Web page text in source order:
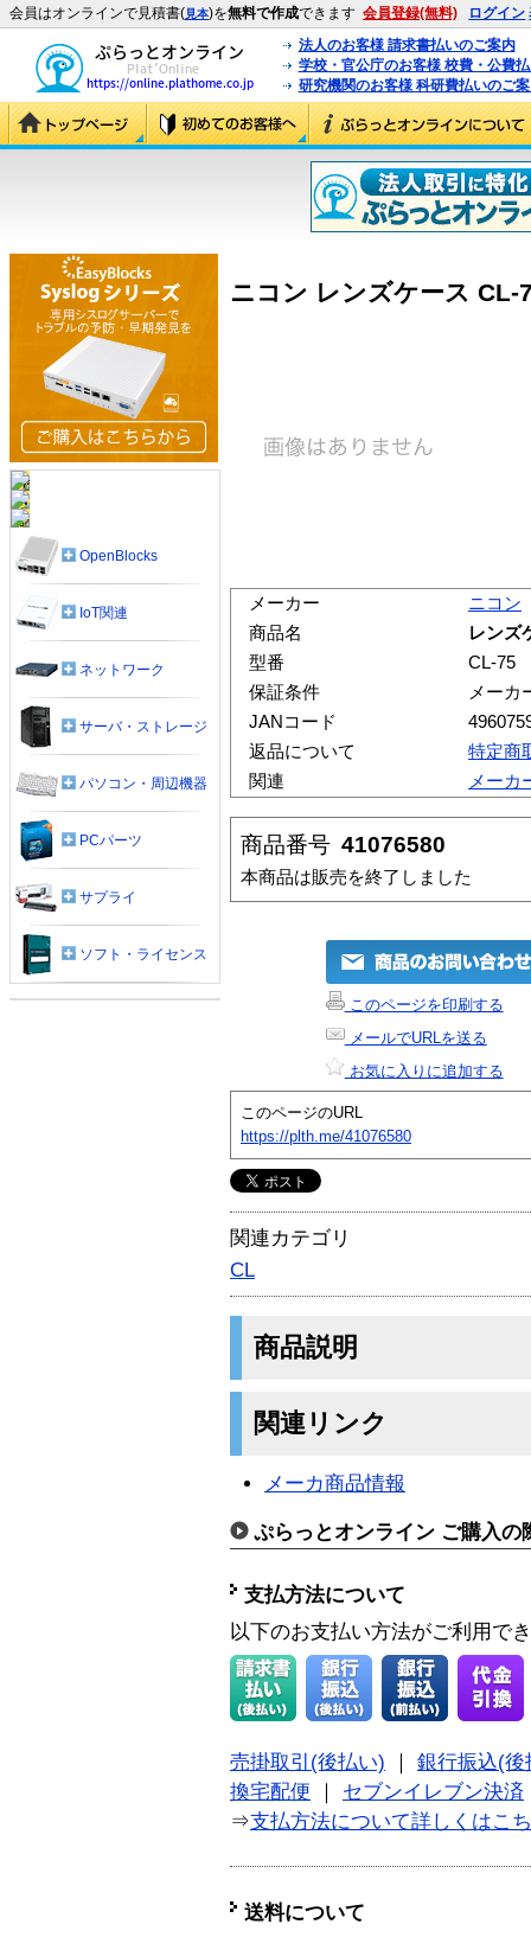
会員はオンラインで見積書(見本)を無料で作成できます 会員登録(無料) ログイン
法人のお客様 請求書払いのご案内
学校・官公庁のお客様 校費・公費
研究機関のお客様 科研費払いのご
ニコン レンズケース CL-
メーカー
ニコン
商品名
レンズ
型番
CL-75
保証条件
メーカ
JANコード
返品について
特定商
関連
メーカ
商品番号 41076580
本商品は販売を終了しました
このページを印刷する
メールでURLを送る
お気に入りに追加する
このページのURL
https://plth.me/41076580
関連カテゴリ
CL
商品説明
関連リンク
メーカ商品情報
ぷらっとオンライン ご購入の
支払方法について
以下のお支払い方法がご利用で
売掛取引(後払い)
銀行振込(後
換宅配便
セブンイレブン決済
⇒支払方法について詳しくはこ
送料について
OpenBlocks
IoT関連
ネットワーク
サーバ・ストレージ
パソコン・周辺機器
PCパーツ
サプライ
ソフト・ライセンス